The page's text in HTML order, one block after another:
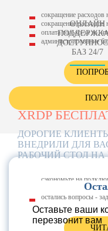
сокращение расходов
сокращение расходов
оплата только за то,
администрирование
XRDP
ДОРОГИЕ
ВНЕДРИЛИ ДЛЯ
РАБОЧИЙ СТОЛ НА
сэкономьте на
используйте сервис
остались вопросы -
ОНЛАЙН
БАЗ 24/7
Оставьте ваши
перезвонит вам